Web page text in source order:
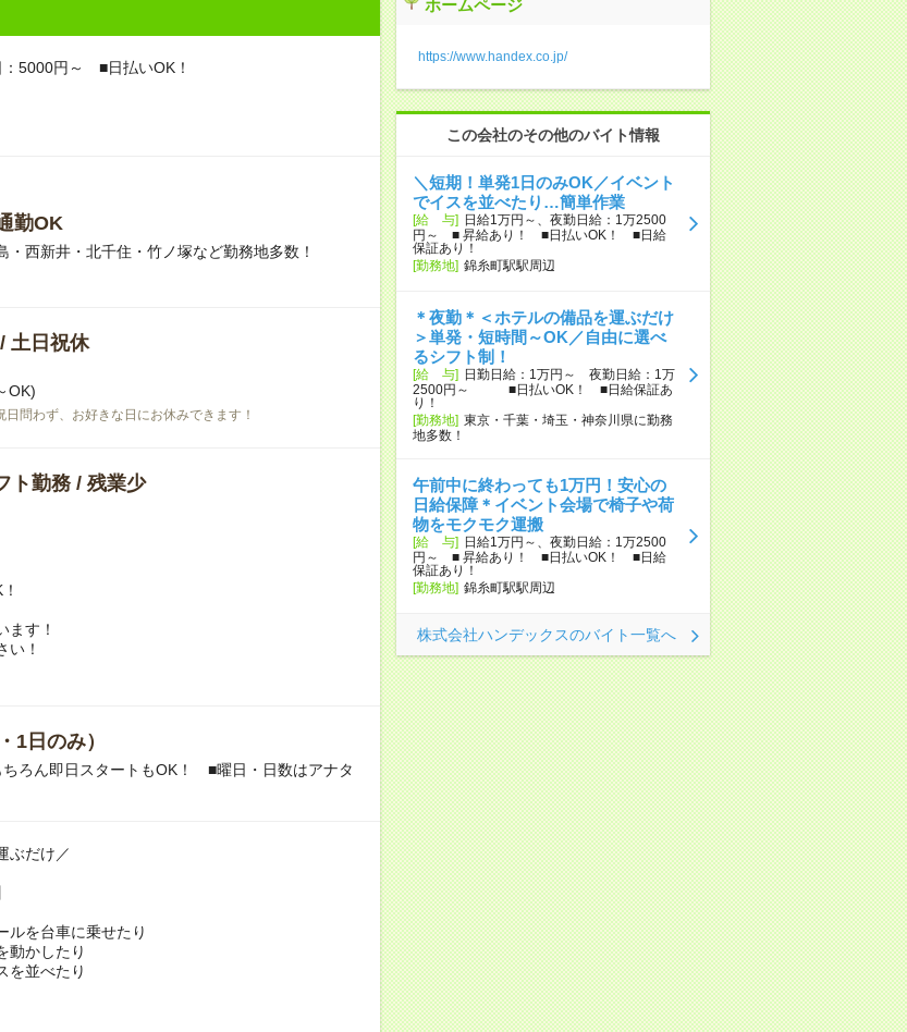
5000円～ ■日払いOK！
勤OK
・西新井・北千住・竹ノ塚など勤務地多数！
土日祝休
OK)
日問わず、お好きな日にお休みできます！
ト勤務 / 残業少
ます！
い！
1日のみ）
ろん即日スタートもOK！ ■曜日・日数はアナタ
ぶだけ／
ルを台車に乗せたり
動かしたり
を並べたり
ホームページ
https://www.handex.co.jp/
この会社のその他のバイト情報
＼短期！単発1日のみOK／イベント
でイスを並べたり…簡単作業
[給 与] 日給1万円～、夜勤日給：1万2500
円～ ■ 昇給あり！ ■日払いOK！ ■日給
保証あり！
[勤務地] 錦糸町駅駅周辺
＊夜勤＊＜ホテルの備品を運ぶだけ
＞単発・短時間～OK／自由に選べ
るシフト制！
[給 与] 日勤日給：1万円～ 夜勤日給：1万
2500円～ ■日払いOK！ ■日給保証あ
り！
[勤務地] 東京・千葉・埼玉・神奈川県に勤務
地多数！
午前中に終わっても1万円！安心の
日給保障＊イベント会場で椅子や荷
物をモクモク運搬
[給 与] 日給1万円～、夜勤日給：1万2500
円～ ■ 昇給あり！ ■日払いOK！ ■日給
保証あり！
[勤務地] 錦糸町駅駅周辺
株式会社ハンデックスのバイト一覧へ